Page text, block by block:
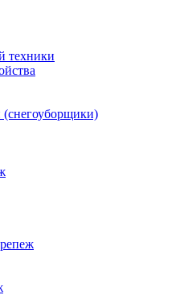
техники
(снегоуборщики)